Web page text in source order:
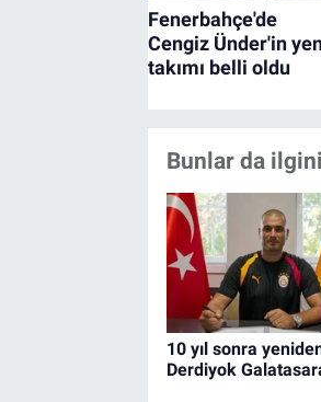
Bunlar da
10 yıl sonra
Derdiyok